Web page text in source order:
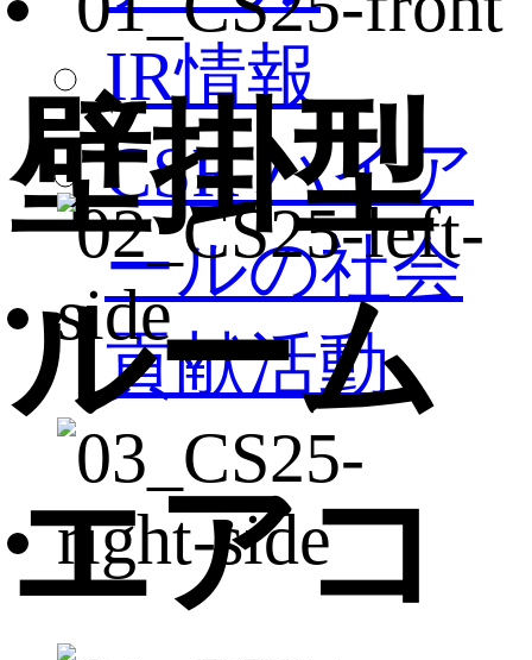
IR情報
CSR ハイア
ールの社会
貢献活動
壁掛型
ルーム
エアコ